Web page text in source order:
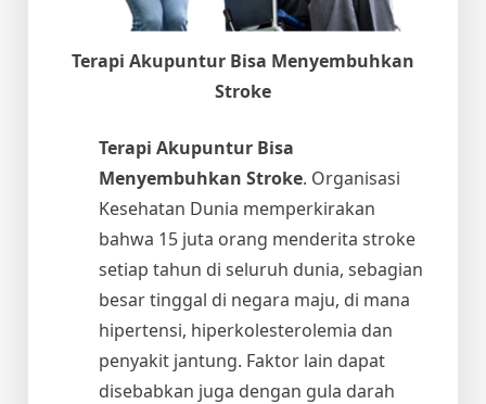
Terapi Akupuntur Bisa Menyembuhkan
Stroke
Terapi Akupuntur Bisa
Menyembuhkan Stroke. Organisasi
Kesehatan Dunia memperkirakan
bahwa 15 juta orang menderita stroke
setiap tahun di seluruh dunia, sebagian
besar tinggal di negara maju, di mana
hipertensi, hiperkolesterolemia dan
penyakit jantung. Faktor lain dapat
disebabkan juga dengan gula darah